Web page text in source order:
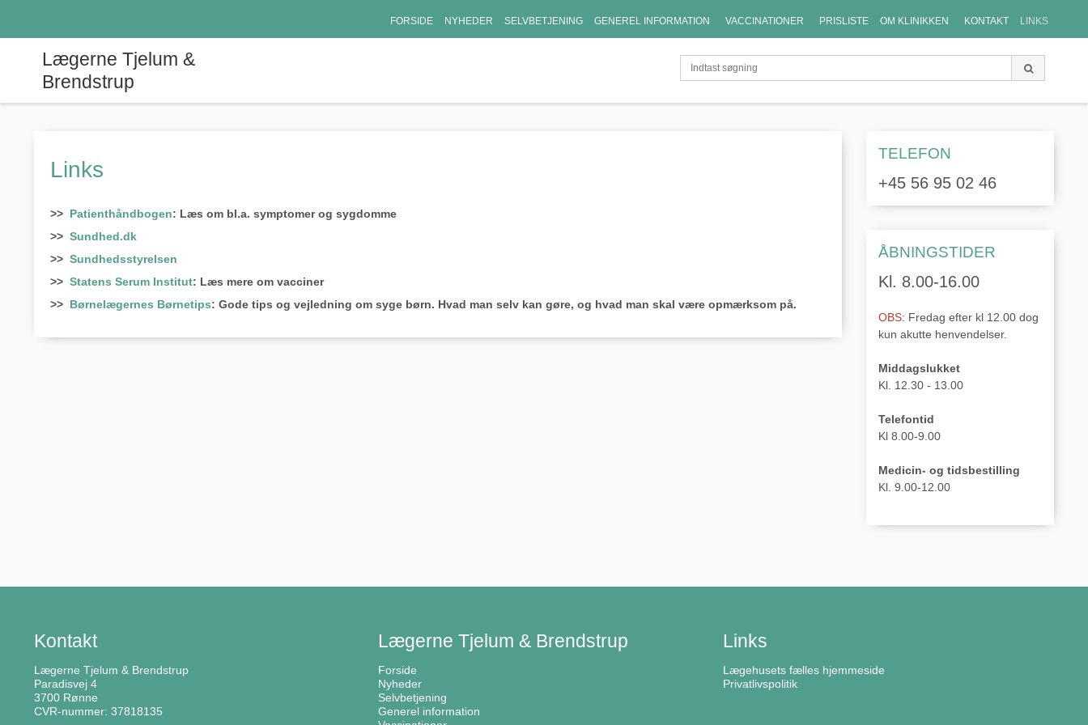
FORSIDE NYHEDER SELVBETJENING GENEREL INFORMATION VACCINATIONER PRISLISTE OM KLINIKKEN KONTAKT LINKS
Lægerne Tjelum &
Brendstrup
Links
>> Patienthåndbogen: Læs om bl.a. symptomer og sygdomme
>> Sundhed.dk
>> Sundhedsstyrelsen
>> Statens Serum Institut: Læs mere om vacciner
>> Børnelægernes Børnetips: Gode tips og vejledning om syge børn. Hvad man selv kan gøre, og hvad man skal være opmærksom på.
TELEFON
+45 56 95 02 46
ÅBNINGSTIDER
Kl. 8.00-16.00
OBS: Fredag efter kl 12.00 dog
kun akutte henvendelser.
Middagslukket
Kl. 12.30 - 13.00
Telefontid
Kl 8.00-9.00
Medicin- og tidsbestilling
Kl. 9.00-12.00
Kontakt
Lægerne Tjelum & Brendstrup
Paradisvej 4
3700 Rønne
CVR-nummer: 37818135
Lægerne Tjelum & Brendstrup
Forside
Nyheder
Selvbetjening
Generel information
Links
Lægehusets fælles hjemmeside
Privatlivspolitik